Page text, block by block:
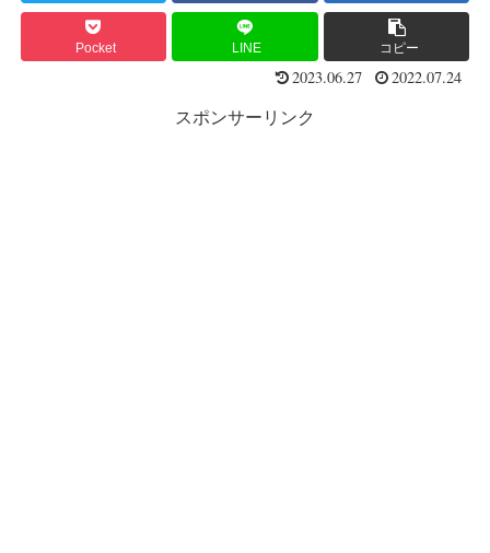
Pocket LINE コピー
2023.06.27 2022.07.24
スポンサーリンク